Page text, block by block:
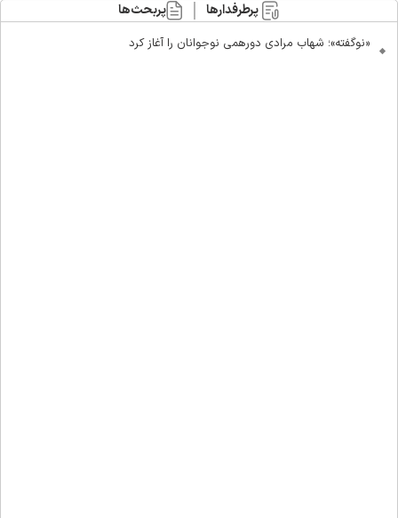
پرطرفدارها پربحث‌ها
«نوگفته»؛ شهاب مرادی دورهمی نوجوانان را آغاز کرد